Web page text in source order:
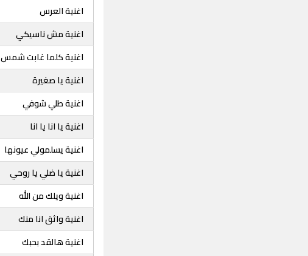
اغنية العرس
اغنية مش ناسيكي
اغنية كلما غابت شمس
اغنية يا صغيرة
اغنية طلي شوفي
اغنية يا انا يا انا
اغنية يسلمولي عيونها
اغنية يا ضلي يا روحي
اغنية ويلك من الله
اغنية واثق انا منك
اغنية هالقد بحبك